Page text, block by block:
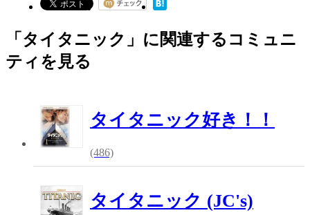
「タイタニック」に関連するコミュニ
ティを見る
タイタニック好き！！
(486)
タイタニック (JC's)